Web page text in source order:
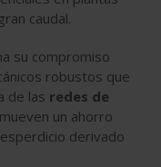
caudal.
su compromiso
robustos que
de las redes de
un ahorro
derivado